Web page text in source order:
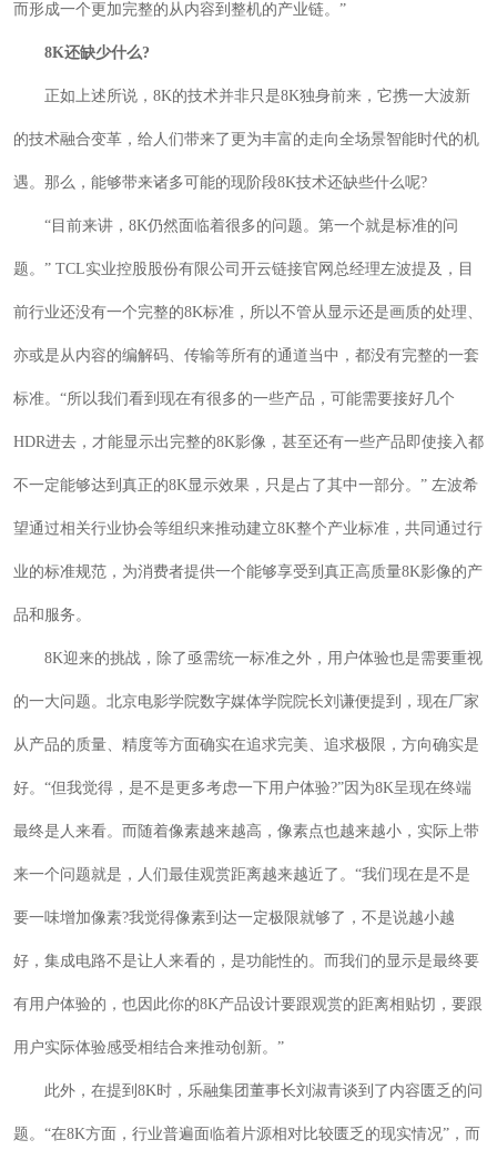
而形成一个更加完整的从内容到整机的产业链。”
8K还缺少什么?
正如上述所说，8K的技术并非只是8K独身前来，它携一大波新
的技术融合变革，给人们带来了更为丰富的走向全场景智能时代的机
遇。那么，能够带来诸多可能的现阶段8K技术还缺些什么呢?
“目前来讲，8K仍然面临着很多的问题。第一个就是标准的问
题。” TCL实业控股股份有限公司开云链接官网总经理左波提及，目
前行业还没有一个完整的8K标准，所以不管从显示还是画质的处理、
亦或是从内容的编解码、传输等所有的通道当中，都没有完整的一套
标准。“所以我们看到现在有很多的一些产品，可能需要接好几个
HDR进去，才能显示出完整的8K影像，甚至还有一些产品即使接入都
不一定能够达到真正的8K显示效果，只是占了其中一部分。” 左波希
望通过相关行业协会等组织来推动建立8K整个产业标准，共同通过行
业的标准规范，为消费者提供一个能够享受到真正高质量8K影像的产
品和服务。
8K迎来的挑战，除了亟需统一标准之外，用户体验也是需要重视
的一大问题。北京电影学院数字媒体学院院长刘谦便提到，现在厂家
从产品的质量、精度等方面确实在追求完美、追求极限，方向确实是
好。“但我觉得，是不是更多考虑一下用户体验?”因为8K呈现在终端
最终是人来看。而随着像素越来越高，像素点也越来越小，实际上带
来一个问题就是，人们最佳观赏距离越来越近了。“我们现在是不是
要一味增加像素?我觉得像素到达一定极限就够了，不是说越小越
好，集成电路不是让人来看的，是功能性的。而我们的显示是最终要
有用户体验的，也因此你的8K产品设计要跟观赏的距离相贴切，要跟
用户实际体验感受相结合来推动创新。”
此外，在提到8K时，乐融集团董事长刘淑青谈到了内容匮乏的问
题。“在8K方面，行业普遍面临着片源相对比较匮乏的现实情况”，而